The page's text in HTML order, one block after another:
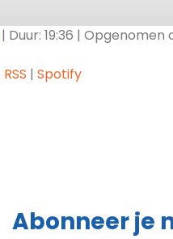
| Duur: 19:36 | Opgenomen
RSS | Spotify
Abonneer je